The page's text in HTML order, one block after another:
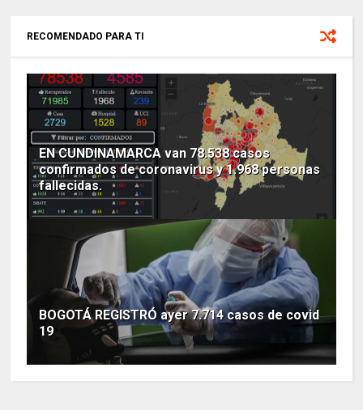
RECOMENDADO PARA TI
EN CUNDINAMARCA van 78.538 casos
confirmados de coronavirus y 1.968 personas
fallecidas.
BOGOTÁ REGISTRÓ ayer 7.714 casos de covid
19